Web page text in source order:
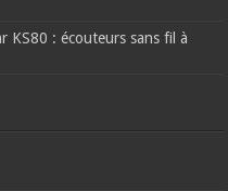
KS80 : écouteurs sans fil à